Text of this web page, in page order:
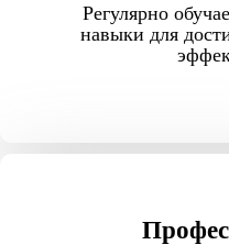
Регулярно
навыки для